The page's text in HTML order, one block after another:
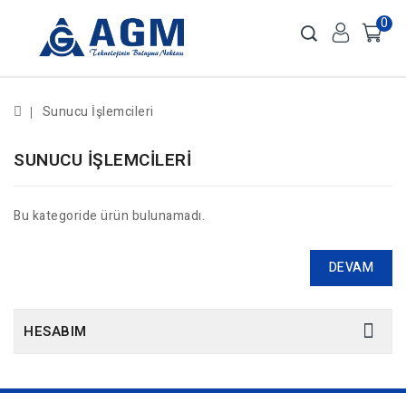
0
Sunucu İşlemcileri
SUNUCU İŞLEMCILERI
Bu kategoride ürün bulunamadı.
DEVAM
HESABIM